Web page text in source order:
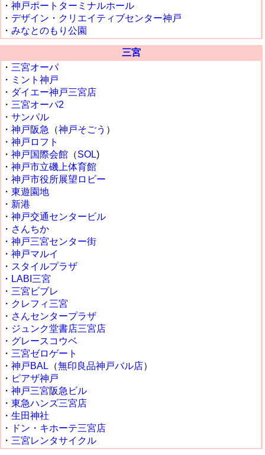
・ 神戸ポートターミナルホール
・ デザイン・クリエイティブセンター神戸
・ みなとのもり公園
三宮
・ 三宮オーパ
・ ミント神戸
・ ダイエー神戸三宮店
・ 三宮オーパ2
・ サンパル
・ 神戸阪急 （神戸そごう ）
・ 神戸ロフト
・ 神戸国際会館 （SOL)
・ 神戸市立磯上体育館
・ 神戸市役所展望ロビー
・ 東遊園地
・ 新港
・ 神戸交通センタービル
・ さんちか
・ 神戸三宮センター街
・ 神戸マルイ
・ スタイルプラザ
・ LABI三宮
・ 三宮ビブレ
・ クレフィ三宮
・ さんセンタープラザ
・ ジュンク堂書店三宮店
・ グレースコウベ
・ 三宮ゼロゲート
・ 神戸BAL （無印良品神戸バル店）
・ ピアザ神戸
・ 神戸三宮阪急ビル
・ 東急ハンズ三宮店
・ 生田神社
・
ドン・キホーテ三宮店
・ 三宮レンタサイクル